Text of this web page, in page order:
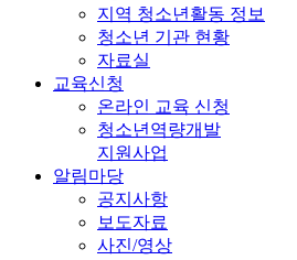
지역 청소년활동 정보
청소년 기관 현황
자료실
교육신청
온라인 교육 신청
청소년역량개발
지원사업
알림마당
공지사항
보도자료
사진/영상